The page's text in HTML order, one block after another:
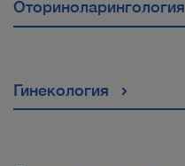
Оториноларингология
Гинекология